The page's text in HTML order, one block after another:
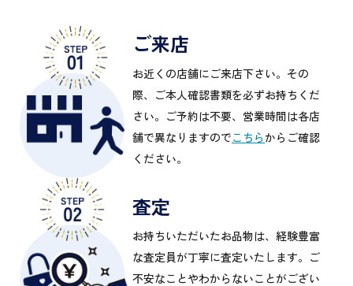
ご来店
お近くの店舗にご来店下さい。その
際、ご本人確認書類を必ずお持ちくだ
さい。ご予約は不要、営業時間は各店
舗で異なりますのでこちらからご確認
ください。
査定
お持ちいただいたお品物は、経験豊富
な査定員が丁寧に査定いたします。ご
不安なことやわからないことがござい